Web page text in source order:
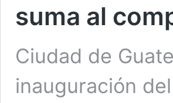
suma al
Ciudad de
inauguración